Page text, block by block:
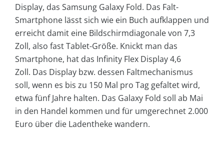
Display, das Samsung Galaxy Fold. Das Falt-
Smartphone lässt sich wie ein Buch aufklappen und
erreicht damit eine Bildschirmdiagonale von 7,3
Zoll, also fast Tablet-Größe. Knickt man das
Smartphone, hat das Infinity Flex Display 4,6
Zoll. Das Display bzw. dessen Faltmechanismus
soll, wenn es bis zu 150 Mal pro Tag gefaltet wird,
etwa fünf Jahre halten. Das Galaxy Fold soll ab Mai
in den Handel kommen und für umgerechnet 2.000
Euro über die Ladentheke wandern.